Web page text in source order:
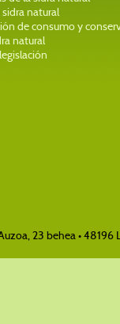
natural
de consumo y
natural
23 behea •